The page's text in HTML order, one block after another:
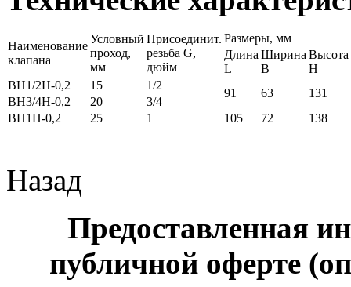
Наименование
клапана
Условный
проход,
мм
Присоединит.
резьба G,
дюйм
Размеры, мм
Длина
L
Ширина
B
Высота
H
ВН1/2Н-0,2
15 1/2
91 63 131
ВН3/4Н-0,2 20
3/4
ВН1Н-0,2
25 1 105 72 138
Назад
Предоставленная
публичной оферте